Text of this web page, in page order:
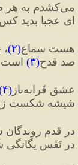
می‌کشدم به هر طرف قوّتِ کهربایِ
ای عجبا بدید کس آن‌که مرا
هست سماع(۲)
صد قدح(۳) است بر
عشق قَرابه‌باز (۴
شیشه شکست
در قدمِ روندگان
در نَفَسِ یگانگی